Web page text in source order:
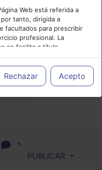
Cancelar
Web está referida a
tanto, dirigida a
facultados para prescribir
profesional. La
se facilita a título
de los
medicamentos y decidir, en
más adecuado a las
Rechazar Acepto
|Salud mental
2
PUBLICAR